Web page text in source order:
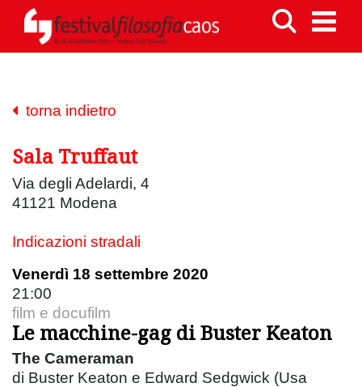
torna indietro
Sala Truffaut
Via degli Adelardi, 4
41121 Modena
Indicazioni stradali
Venerdì 18 settembre 2020
21:00
film e docufilm
Le macchine-gag di Buster Keaton
The Cameraman
di Buster Keaton e Edward Sedgwick (Usa